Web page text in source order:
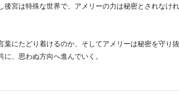
後宮は特殊な世界で、アメリーの力は秘密とされなけ
にたどり着けるのか、そしてアメリーは秘密を守り抜
、思わぬ方向へ進んでいく。